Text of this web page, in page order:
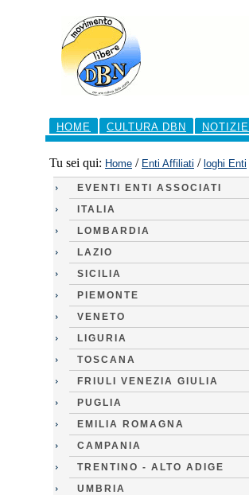
contenuti.
navigazione
Sezioni
HOME
CULTURA DBN NOTIZIE
Tu sei qui: Home / Enti Affiliati / loghi Enti
EVENTI ENTI ASSOCIATI
ITALIA
LOMBARDIA
LAZIO
SICILIA
PIEMONTE
VENETO
LIGURIA
TOSCANA
FRIULI VENEZIA GIULIA
PUGLIA
EMILIA ROMAGNA
CAMPANIA
TRENTINO - ALTO ADIGE
UMBRIA